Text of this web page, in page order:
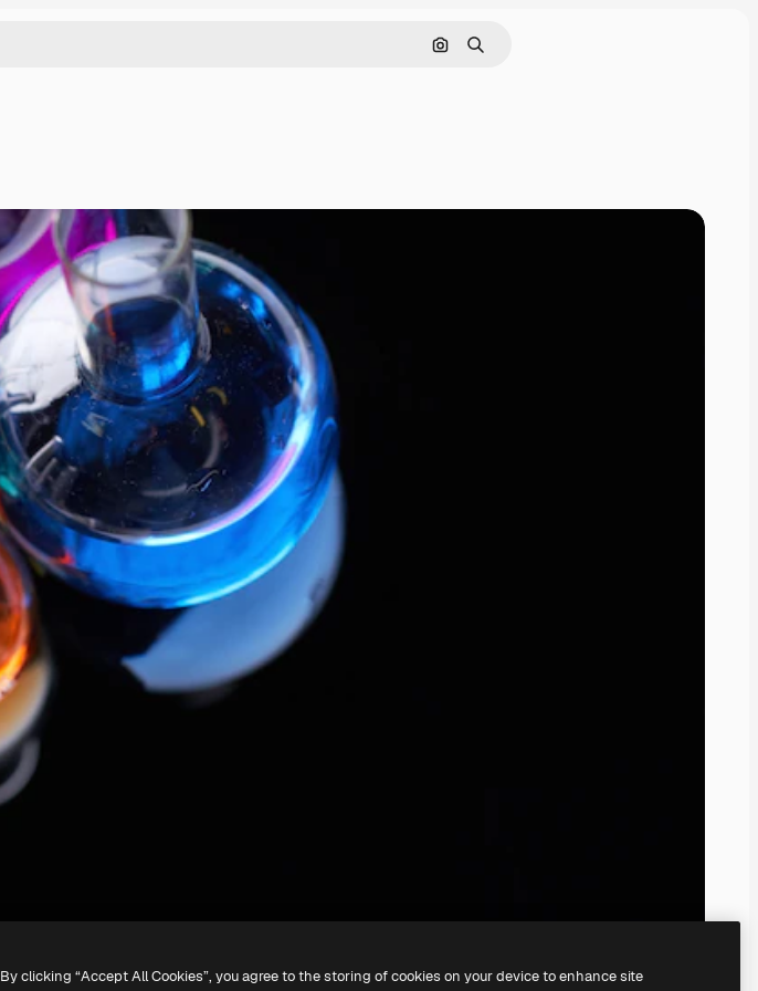
Hledat podle obrázku
Hledat
By clicking “Accept All Cookies”, you agree to the storing of cookies on your device to enhance site